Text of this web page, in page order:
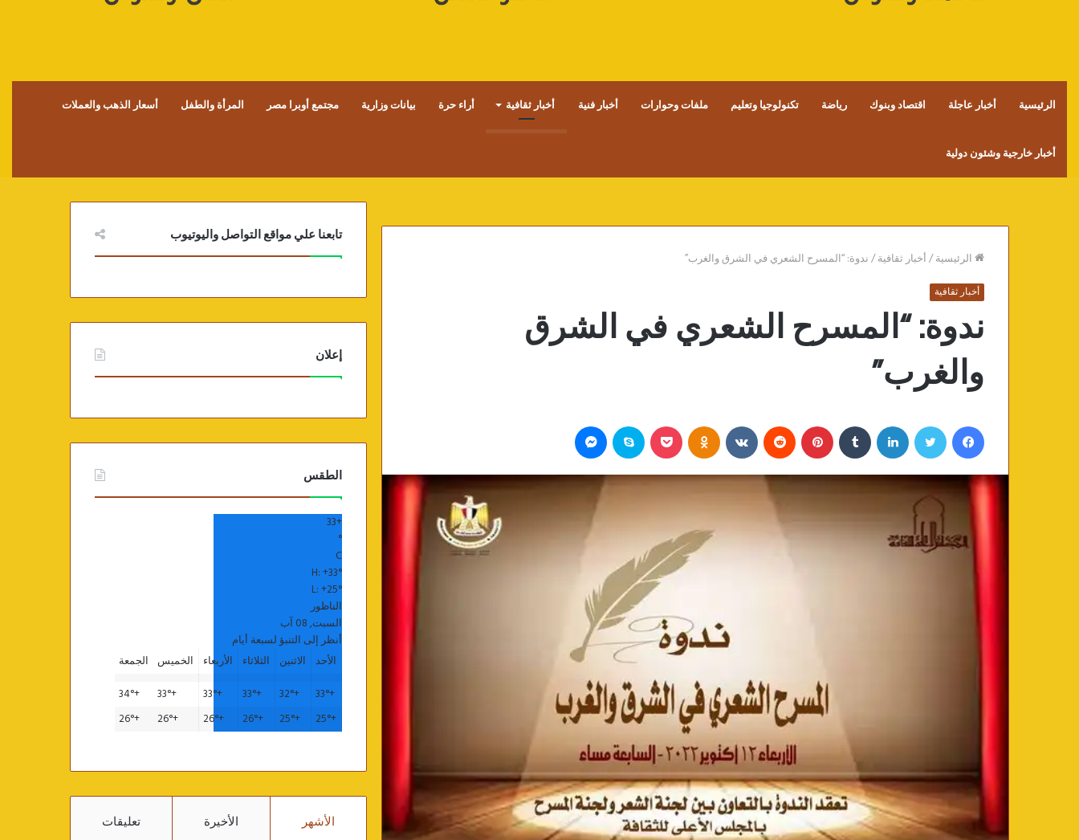
الرئيسية أخبار عاجلة اقتصاد وبنوك رياضة تكنولوجيا وتعليم ملفات وحوارات أخبار فنية أخبار ثقافية أراء حرة بيانات وزارية مجتمع أوبرا مصر المرأة والطفل أسعار الذهب والعملات
أخبار خارجية وشئون دولية
الرئيسية/أخبار ثقافية/ندوة: “المسرح الشعري في الشرق والغرب”
أخبار ثقافية
ندوة: “المسرح الشعري في الشرق
والغرب”
تابعنا علي مواقع التواصل واليوتيوب
إعلان
الطقس
+
33
°
C
H:+33°
L:+25°
الناظور
السبت, 08 آب
أنظر إلى التنبؤ لسبعة أيام
الأحد
الاثنين الثلاثاء الأربعاء الخميس الجمعة
+
33°
+
32°
+
33°
+
33°
+
33°
+
34°
+
25°
+
25°
+
26°
+
26°
+
26°
+
26°
الأشهر الأخيرة تعليقات